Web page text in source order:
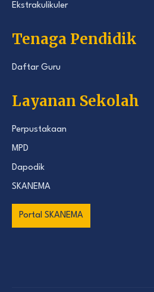
Ekstrakulikuler
Tenaga Pendidik
Daftar Guru
Layanan Sekolah
Perpustakaan
MPD
Dapodik
SKANEMA
Portal SKANEMA